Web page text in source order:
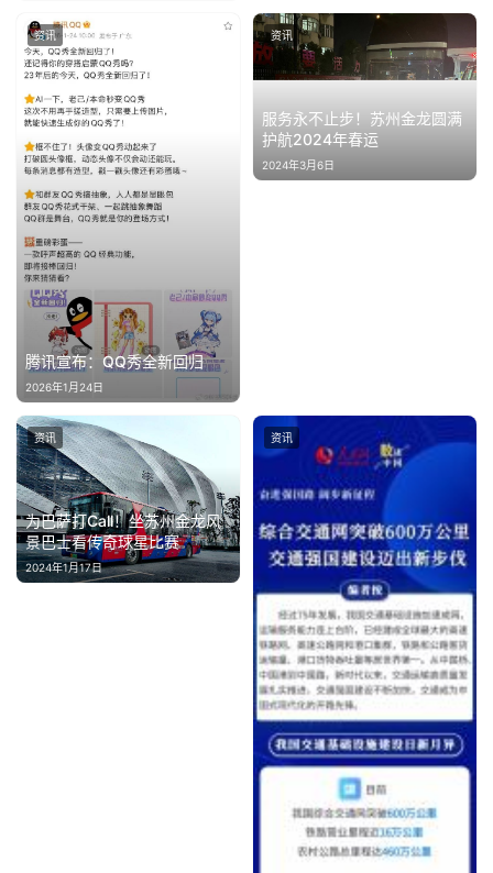
商
业
消
费
生
活
科
技
经
教
育
专
题
登录
腾讯宣布：QQ秀全新回归
2026年1月24日
资讯
服务永不止步！苏州金龙圆满
护航2024年春运
2024年3月6日
资讯
为巴萨打Call！坐苏州金龙风
景巴士看传奇球星比赛
2024年1月17日
资讯 资讯